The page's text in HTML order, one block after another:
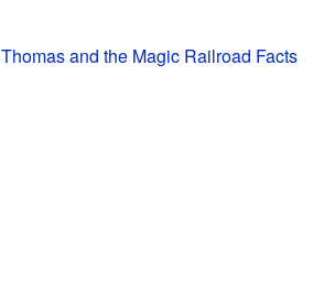
Thomas and the Magic Railroad Facts